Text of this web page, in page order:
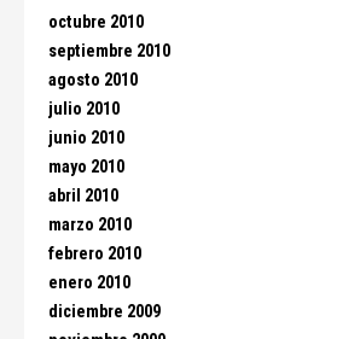
octubre 2010
septiembre 2010
agosto 2010
julio 2010
junio 2010
mayo 2010
abril 2010
marzo 2010
febrero 2010
enero 2010
diciembre 2009